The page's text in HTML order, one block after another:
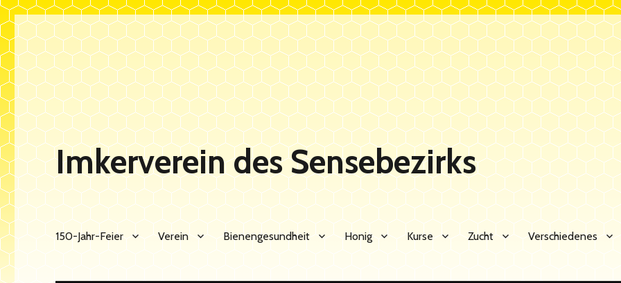
Imkerverein des Sensebezirks
150-Jahr-Feier Verein Bienengesundheit Honig Kurse Zucht Verschiedenes